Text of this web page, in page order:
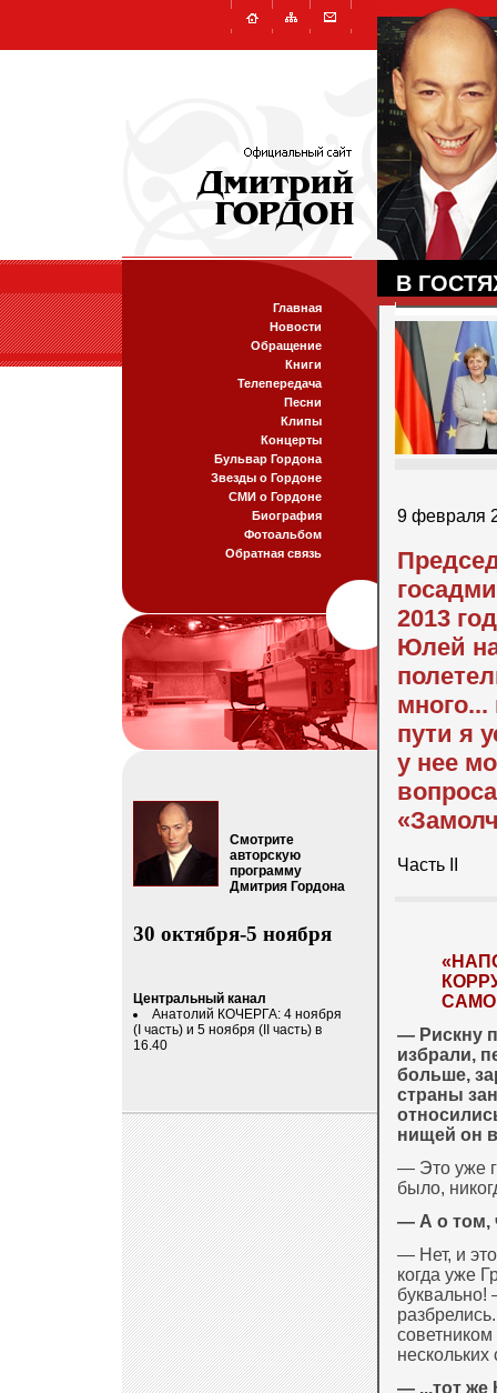
Главная
Новости
Обращение
Книги
Телепередача
Песни
Клипы
Концерты
Бульвар Гордона
Звезды о Гордоне
СМИ о Гордоне
Биография
Фотоальбом
Обратная связь
Смотрите
авторскую
программу
Дмитрия Гордона
30 октября-5 ноября
Центральный канал
Анатолий КОЧЕРГА: 4 ноября
(I часть) и 5 ноября (II часть) в
16.40
В
9 февраля
2013
Юлей
пути я
у нее
Часть II
— Рискну
избрали,
больше,
страны
нищей он
— Это уже
было,
— А о том,
— Нет, и
когда уже
— ...тот же